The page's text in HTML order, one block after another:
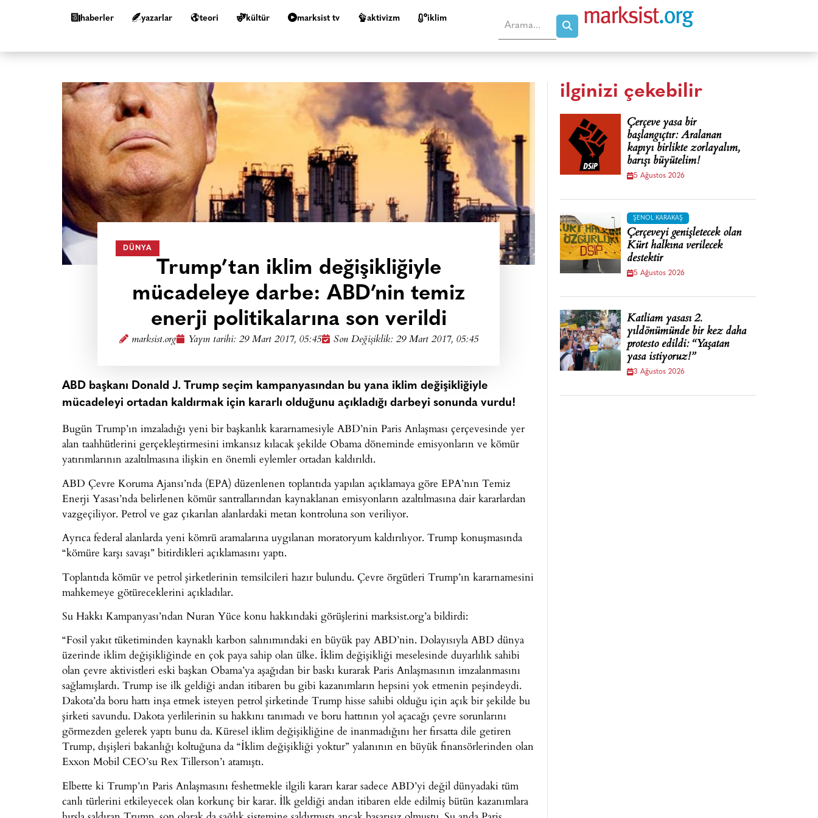
haberler yazarlar teori kültür marksist tv aktivizm i̇klim
DÜNYA
Trump’tan iklim değişikliğiyle
mücadeleye darbe: ABD’nin temiz
enerji politikalarına son verildi
marksist.org Yayın tarihi: 29 Mart 2017, 05:45 Son Değişiklik: 29 Mart 2017, 05:45
ABD başkanı Donald J. Trump seçim kampanyasından bu yana iklim değişikliğiyle
mücadeleyi ortadan kaldırmak için kararlı olduğunu açıkladığı darbeyi sonunda vurdu!
Bugün Trump’ın imzaladığı yeni bir başkanlık kararnamesiyle ABD’nin Paris Anlaşması çerçevesinde yer
alan taahhütlerini gerçekleştirmesini imkansız kılacak şekilde Obama döneminde emisyonların ve kömür
yatırımlarının azaltılmasına ilişkin en önemli eylemler ortadan kaldırıldı.
ABD Çevre Koruma Ajansı’nda (EPA) düzenlenen toplantıda yapılan açıklamaya göre EPA’nın Temiz
Enerji Yasası’nda belirlenen kömür santrallarından kaynaklanan emisyonların azaltılmasına dair kararlardan
vazgeçiliyor. Petrol ve gaz çıkarılan alanlardaki metan kontroluna son veriliyor.
Ayrıca federal alanlarda yeni kömrü aramalarına uygılanan moratoryum kaldırılıyor. Trump konuşmasında
“kömüre karşı savaşı” bitirdikleri açıklamasını yaptı.
Toplantıda kömür ve petrol şirketlerinin temsilcileri hazır bulundu. Çevre örgütleri Trump’ın kararnamesini
mahkemeye götüreceklerini açıkladılar.
Su Hakkı Kampanyası’ndan Nuran Yüce konu hakkındaki görüşlerini marksist.org’a bildirdi:
“Fosil yakıt tüketiminden kaynaklı karbon salınımındaki en büyük pay ABD’nin. Dolayısıyla ABD dünya
üzerinde iklim değişikliğinde en çok paya sahip olan ülke. İklim değişikliği meselesinde duyarlılık sahibi
olan çevre aktivistleri eski başkan Obama’ya aşağıdan bir baskı kurarak Paris Anlaşmasının imzalanmasını
sağlamışlardı. Trump ise ilk geldiği andan itibaren bu gibi kazanımların hepsini yok etmenin peşindeydi.
Dakota’da boru hattı inşa etmek isteyen petrol şirketinde Trump hisse sahibi olduğu için açık bir şekilde bu
şirketi savundu. Dakota yerlilerinin su hakkını tanımadı ve boru hattının yol açacağı çevre sorunlarını
görmezden gelerek yaptı bunu da. Küresel iklim değişikliğine de inanmadığını her fırsatta dile getiren
Trump, dışişleri bakanlığı koltuğuna da “İklim değişikliği yoktur” yalanının en büyük finansörlerinden olan
Exxon Mobil CEO’su Rex Tillerson’ı atamıştı.
Elbette ki Trump’ın Paris Anlaşmasını feshetmekle ilgili kararı karar sadece ABD’yi değil dünyadaki tüm
canlı türlerini etkileyecek olan korkunç bir karar. İlk geldiği andan itibaren elde edilmiş bütün kazanımlara
ilginizi çekebilir
Çerçeve yasa bir
başlangıçtır: Aralanan
kapıyı birlikte zorlayalım,
barışı büyütelim!
5 Ağustos 2026
ŞENOL KARAKAŞ
Çerçeveyi genişletecek olan
Kürt halkına verilecek
destektir
5 Ağustos 2026
Katliam yasası 2.
yıldönümünde bir kez daha
protesto edildi: “Yaşatan
yasa istiyoruz!”
3 Ağustos 2026